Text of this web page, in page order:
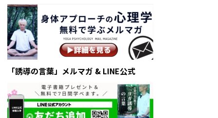
「誘導の言葉」メルマガ & LINE公式